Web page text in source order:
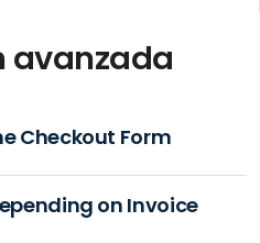
avanzada
Checkout Form
on Invoice